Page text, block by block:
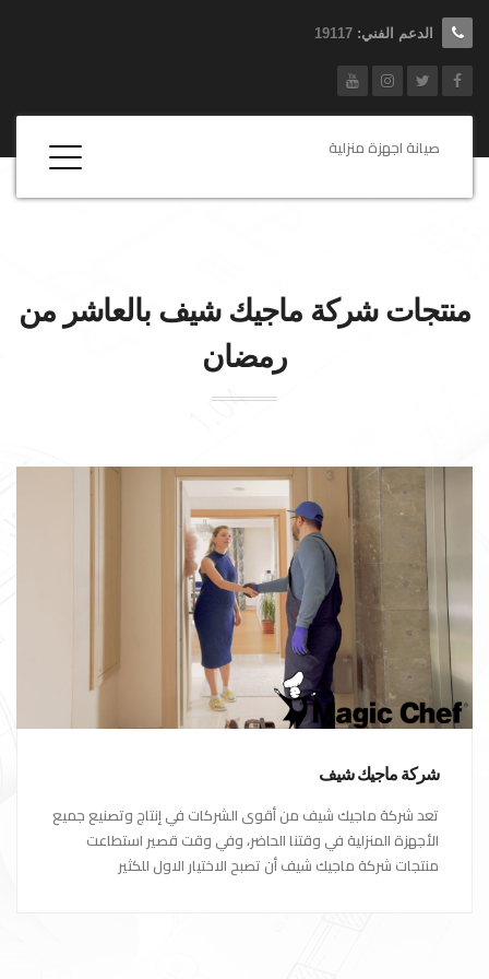
الدعم الفني: 19117
صيانة اجهزة منزلية
منتجات شركة ماجيك شيف بالعاشر من
رمضان
شركة ماجيك شيف
تعد شركة ماجيك شيف من أقوى الشركات في إنتاج وتصنيع جميع
الأجهزة المنزلية في وقتنا الحاضر، وفي وقت قصير استطاعت
منتجات شركة ماجيك شيف أن تصبح الاختيار الاول للكثير